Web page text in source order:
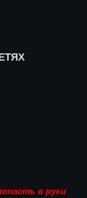
в руки